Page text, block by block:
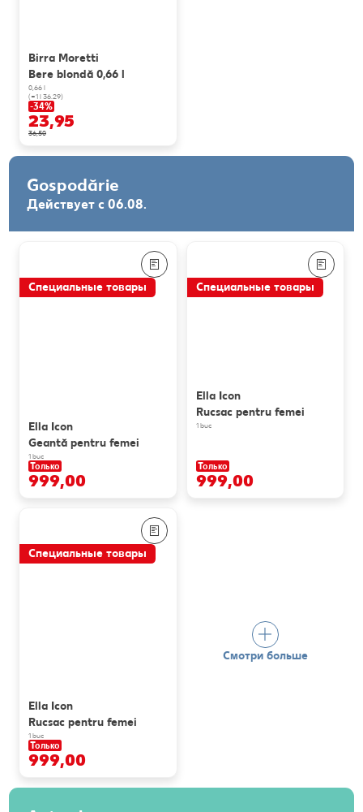
Birra Moretti
Bere blondă 0,66 l
0,66 l
(=1 l 36.29)
-34%
23,95
36,50
Gospodărie
Действует с 06.08.
Специальные товары
Ella Icon
Geantă pentru femei
1 buc
Только
999,00
Специальные товары
Ella Icon
Rucsac pentru femei
1 buc
Только
999,00
Специальные товары
Ella Icon
Rucsac pentru femei
1 buc
Только
999,00
Смотри больше